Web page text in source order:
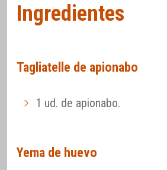
Ingredientes
Tagliatelle de apionabo
1 ud. de apionabo.
Yema de huevo